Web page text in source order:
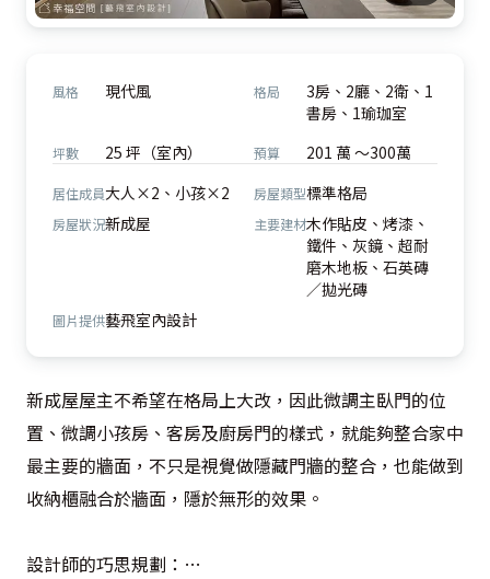
風格 現代風 格局
3房、2廳、2衛、1
書房、1瑜珈室
坪數 25 坪（室內） 預算 201 萬 ～300萬
居住成員大人×2、小孩×2 房屋類型標準格局
房屋狀況新成屋 主要建材木作貼皮、烤漆、
鐵件、灰鏡、超耐
磨木地板、石英磚
／拋光磚
圖片提供藝飛室內設計
新成屋屋主不希望在格局上大改，因此微調主臥門的位
置、微調小孩房、客房及廚房門的樣式，就能夠整合家中
最主要的牆面，不只是視覺做隱藏門牆的整合，也能做到
收納櫃融合於牆面，隱於無形的效果。
設計師的巧思規劃：